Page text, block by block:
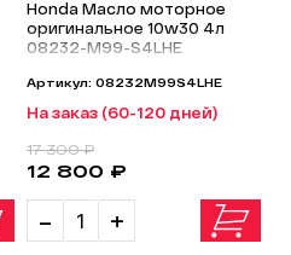
Honda Масло моторное
оригинальное 10w30 4л
08232-M99-S4LHE
Артикул: 08232M99S4LHE
На заказ (60-120 дней)
- +
12 800 ₽
17 300 ₽